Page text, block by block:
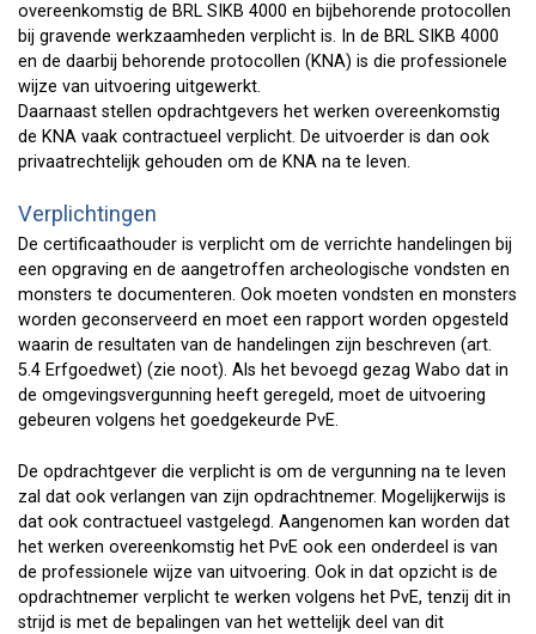
overeenkomstig de BRL SIKB 4000 en bijbehorende protocollen
bij gravende werkzaamheden verplicht is. In de BRL SIKB 4000
en de daarbij behorende protocollen (KNA) is die professionele
wijze van uitvoering uitgewerkt.
Daarnaast stellen opdrachtgevers het werken overeenkomstig
de KNA vaak contractueel verplicht. De uitvoerder is dan ook
privaatrechtelijk gehouden om de KNA na te leven.
Verplichtingen
De certificaathouder is verplicht om de verrichte handelingen bij
een opgraving en de aangetroffen archeologische vondsten en
monsters te documenteren. Ook moeten vondsten en monsters
worden geconserveerd en moet een rapport worden opgesteld
waarin de resultaten van de handelingen zijn beschreven (art.
5.4 Erfgoedwet) (zie noot). Als het bevoegd gezag Wabo dat in
de omgevingsvergunning heeft geregeld, moet de uitvoering
gebeuren volgens het goedgekeurde PvE.
De opdrachtgever die verplicht is om de vergunning na te leven
zal dat ook verlangen van zijn opdrachtnemer. Mogelijkerwijs is
dat ook contractueel vastgelegd. Aangenomen kan worden dat
het werken overeenkomstig het PvE ook een onderdeel is van
de professionele wijze van uitvoering. Ook in dat opzicht is de
opdrachtnemer verplicht te werken volgens het PvE, tenzij dit in
strijd is met de bepalingen van het wettelijk deel van dit